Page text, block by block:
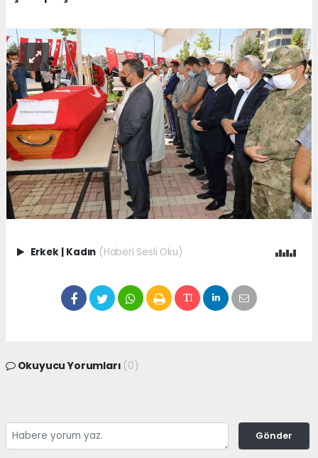
Erkek | Kadın (Haberi Sesli Oku)
Okuyucu Yorumları (0)
Gönder